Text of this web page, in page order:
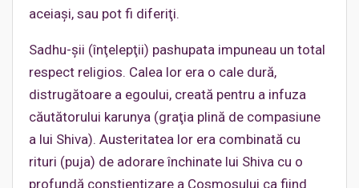
aceiaşi, sau pot fi diferiţi.
Sadhu-şii (înţelepţii) pashupata impuneau un total
respect religios. Calea lor era o cale dură,
distrugătoare a egoului, creată pentru a infuza
căutătorului karunya (graţia plină de compasiune
a lui Shiva). Austeritatea lor era combinată cu
rituri (puja) de adorare închinate lui Shiva cu o
profundă conştientizare a Cosmosului ca fiind